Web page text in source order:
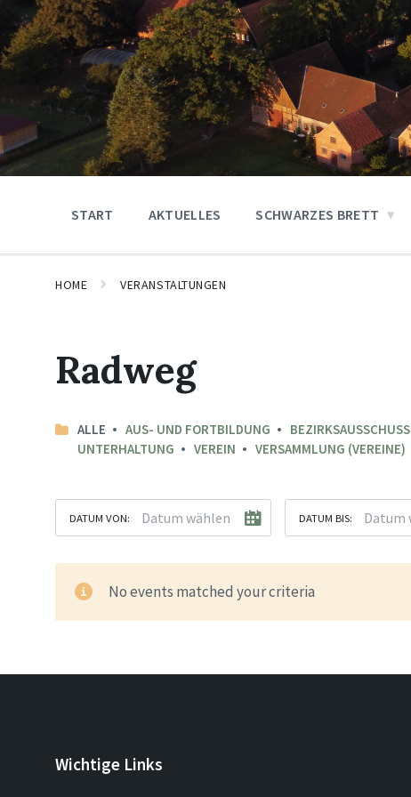
START AKTUELLES SCHWARZES BRETT
HOME VERANSTALTUNGEN
Radweg
ALLE AUS- UND FORTBILDUNG BEZIRKSAUSSCHUSS
UNTERHALTUNG
VEREIN VERSAMMLUNG (VEREINE)
DATUM VON: DATUM BIS:
No events matched your criteria
Wichtige Links